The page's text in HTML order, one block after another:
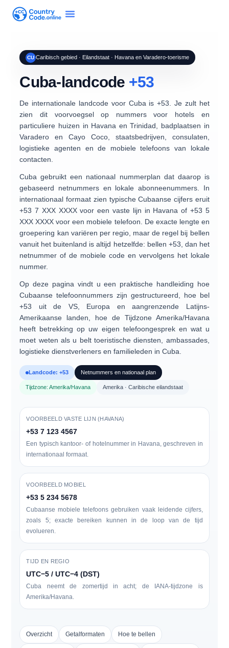
CU Caribisch gebied · Eilandstaat · Havana en Varadero-toerisme
Cuba-landcode +53
De internationale landcode voor Cuba is+53 . Je zult het
zien dit voorvoegsel op nummers voor hotels en
particuliere huizen in Havana en Trinidad, badplaatsen in
Varadero en Cayo Coco, staatsbedrijven, consulaten,
logistieke agenten en de mobiele telefoons van lokale
contacten.
Cuba gebruikt een nationaal nummerplan dat daarop is
gebaseerd netnummers en lokale abonneenummers. In
internationaal formaat zien typische Cubaanse cijfers eruit
+53 7 XXX XXXXvoor een vaste lijn in Havana of +53 5
XXX XXXX voor een mobiele telefoon. De exacte lengte en
groepering kan variëren per regio, maar de regel bij bellen
vanuit het buitenland is altijd hetzelfde: bellen +53 , dan het
netnummer of de mobiele code en vervolgens het lokale
nummer.
Op deze pagina vindt u een praktische handleiding hoe
Cubaanse telefoonnummers zijn gestructureerd , hoe bel
+53 uit de VS, Europa en aangrenzende Latijns-
Amerikaanse landen, hoe de Tijdzone Amerika/Havana
heeft betrekking op uw eigen telefoongesprek en wat u
moet weten als u belt toeristische diensten, ambassades,
logistieke dienstverleners en familieleden in Cuba.
Landcode: +53 Netnummers en nationaal plan
Tijdzone: Amerika/Havana Amerika · Caribische eilandstaat
VOORBEELD VASTE LIJN (HAVANA)
+53 7 123 4567
Een typisch kantoor- of hotelnummer in Havana, geschreven in
internationaal formaat.
VOORBEELD MOBIEL
+53 5 234 5678
Cubaanse mobiele telefoons gebruiken vaak leidende cijfers,
zoals 5; exacte bereiken kunnen in de loop van de tijd
evolueren.
TIJD EN REGIO
UTC−5 / UTC−4 (DST)
Cuba neemt de zomertijd in acht; de IANA-tijdzone is
Amerika/Havana.
Overzicht Getalformaten Hoe te bellen